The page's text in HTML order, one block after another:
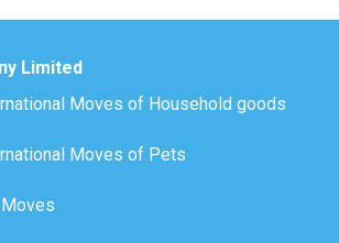
Limited
Moves of Household goods
Moves of Pets